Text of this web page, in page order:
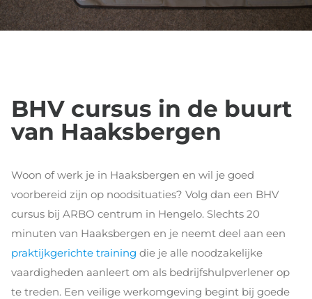
BHV cursus in de buurt
van Haaksbergen
Woon of werk je in Haaksbergen en wil je goed
voorbereid zijn op noodsituaties? Volg dan een BHV
cursus bij ARBO centrum in Hengelo. Slechts 20
minuten van Haaksbergen en je neemt deel aan een
praktijkgerichte training die je alle noodzakelijke
vaardigheden aanleert om als bedrijfshulpverlener op
te treden. Een veilige werkomgeving begint bij goede